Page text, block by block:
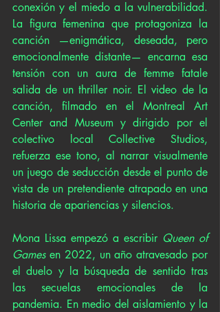
conexión y el miedo a la vulnerabilidad.
La figura femenina que protagoniza la
canción —enigmática, deseada, pero
emocionalmente distante— encarna esa
tensión con un aura de femme fatale
salida de un thriller noir. El video de la
canción, filmado en el Montreal Art
Center and Museum y dirigido por el
colectivo local Collective Studios,
refuerza ese tono, al narrar visualmente
un juego de seducción desde el punto de
vista de un pretendiente atrapado en una
historia de apariencias y silencios.
Mona Lissa empezó a escribir Queen of
Games en 2022, un año atravesado por
el duelo y la búsqueda de sentido tras
las secuelas emocionales de la
pandemia. En medio del aislamiento y la